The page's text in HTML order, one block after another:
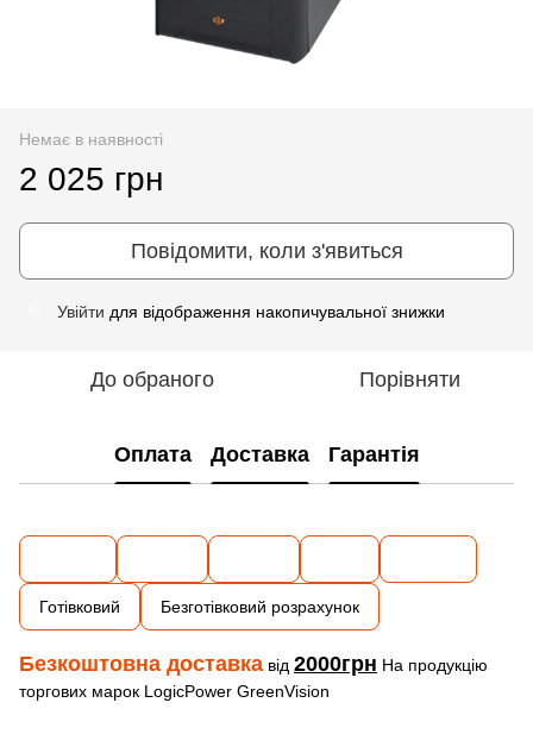
Немає в наявності
2 025 грн
Повідомити, коли з'явиться
Увійти для відображення накопичувальної знижки
До обраного Порівняти
Оплата Доставка Гарантія
Готівковий Безготівковий розрахунок
Безкоштовна доставка від 2000грн На продукцію
торгових марок LogicPower GreenVision